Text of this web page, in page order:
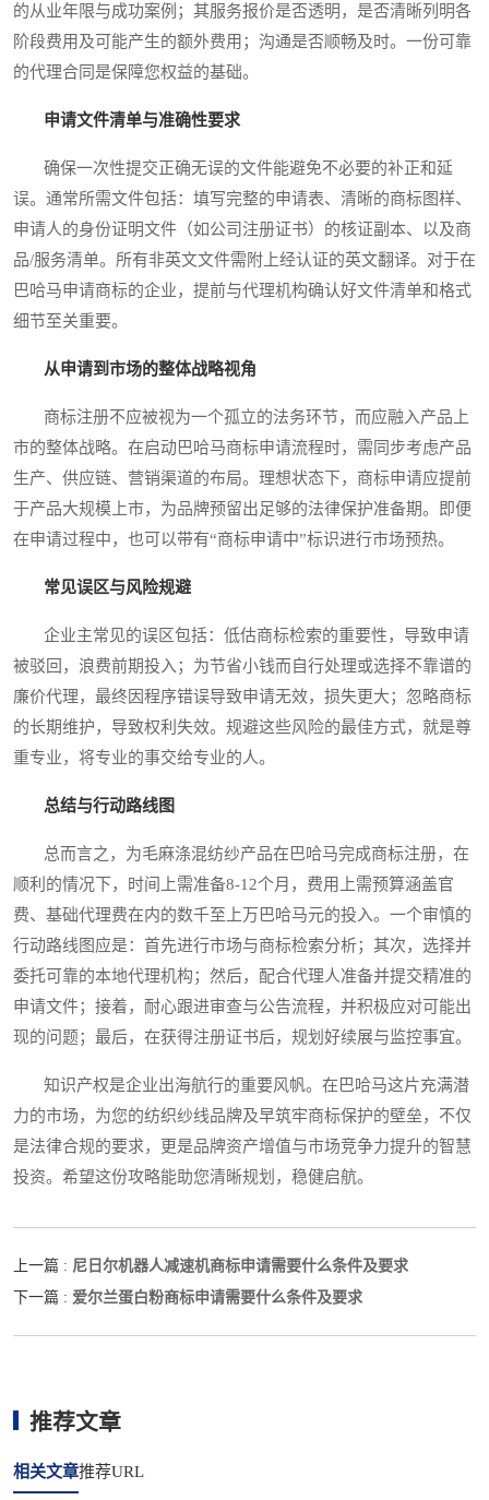
的从业年限与成功案例；其服务报价是否透明，是否清晰列明各
阶段费用及可能产生的额外费用；沟通是否顺畅及时。一份可靠
的代理合同是保障您权益的基础。
申请文件清单与准确性要求
确保一次性提交正确无误的文件能避免不必要的补正和延
误。通常所需文件包括：填写完整的申请表、清晰的商标图样、
申请人的身份证明文件（如公司注册证书）的核证副本、以及商
品/服务清单。所有非英文文件需附上经认证的英文翻译。对于在
巴哈马申请商标的企业，提前与代理机构确认好文件清单和格式
细节至关重要。
从申请到市场的整体战略视角
商标注册不应被视为一个孤立的法务环节，而应融入产品上
市的整体战略。在启动巴哈马商标申请流程时，需同步考虑产品
生产、供应链、营销渠道的布局。理想状态下，商标申请应提前
于产品大规模上市，为品牌预留出足够的法律保护准备期。即便
在申请过程中，也可以带有“商标申请中”标识进行市场预热。
常见误区与风险规避
企业主常见的误区包括：低估商标检索的重要性，导致申请
被驳回，浪费前期投入；为节省小钱而自行处理或选择不靠谱的
廉价代理，最终因程序错误导致申请无效，损失更大；忽略商标
的长期维护，导致权利失效。规避这些风险的最佳方式，就是尊
重专业，将专业的事交给专业的人。
总结与行动路线图
总而言之，为毛麻涤混纺纱产品在巴哈马完成商标注册，在
顺利的情况下，时间上需准备8-12个月，费用上需预算涵盖官
费、基础代理费在内的数千至上万巴哈马元的投入。一个审慎的
行动路线图应是：首先进行市场与商标检索分析；其次，选择并
委托可靠的本地代理机构；然后，配合代理人准备并提交精准的
申请文件；接着，耐心跟进审查与公告流程，并积极应对可能出
现的问题；最后，在获得注册证书后，规划好续展与监控事宜。
知识产权是企业出海航行的重要风帆。在巴哈马这片充满潜
力的市场，为您的纺织纱线品牌及早筑牢商标保护的壁垒，不仅
是法律合规的要求，更是品牌资产增值与市场竞争力提升的智慧
投资。希望这份攻略能助您清晰规划，稳健启航。
上一篇 : 尼日尔机器人减速机商标申请需要什么条件及要求
下一篇 : 爱尔兰蛋白粉商标申请需要什么条件及要求
推荐文章
相关文章推荐URL